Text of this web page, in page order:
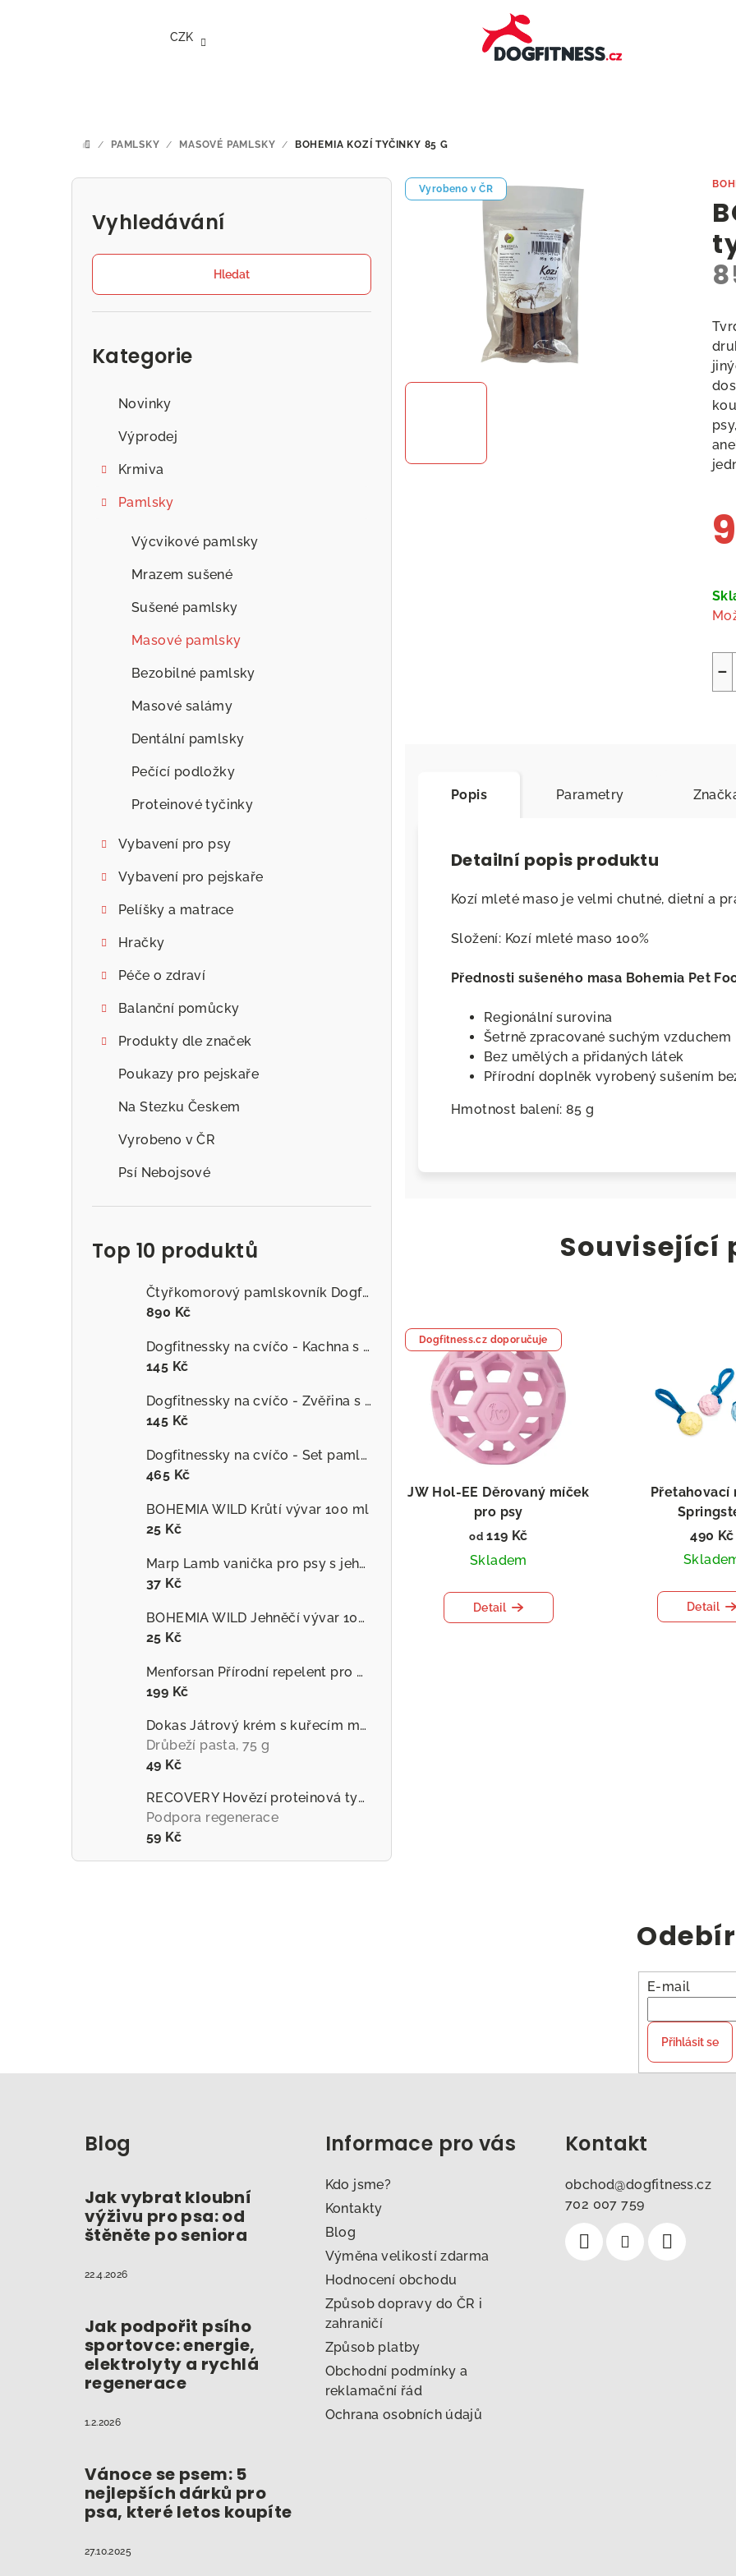
CZK
DOMŮ
/ PAMLSKY / MASOVÉ PAMLSKY / BOHEMIA KOZÍ TYČINKY 85 G
P
Vyhledávání
Hledat
Kategorie
Novinky
Výprodej
Krmiva
Pamlsky
Výcvikové pamlsky
Mrazem sušené
Sušené pamlsky
Masové pamlsky
Bezobilné pamlsky
Masové salámy
Dentální pamlsky
Pečící podložky
Proteinové tyčinky
Vybavení pro psy
Vybavení pro pejskaře
Pelíšky a matrace
Hračky
Péče o zdraví
Balanční pomůcky
Produkty dle značek
Poukazy pro pejskaře
Na Stezku Českem
Vyrobeno v ČR
Psí Nebojsové
Top 10 produktů
Čtyřkomorový pamlskovník Dogfitness.cz
890 Kč
Dogfitnessky na cvíčo - Kachna s červenou řepou
145 Kč
Dogfitnessky na cvíčo - Zvěřina s jablky
145 Kč
Dogfitnessky na cvíčo - Set pamlsků
465 Kč
BOHEMIA WILD Krůtí vývar 100 ml
25 Kč
Marp Lamb vanička pro psy s jehněčím
37 Kč
BOHEMIA WILD Jehněčí vývar 100 ml
25 Kč
Menforsan Přírodní repelent pro psy proti hmyzu s extraktem z citronely
199 Kč
Dokas Játrový krém s kuřecím masem
Drůbeží pasta, 75 g
49 Kč
RECOVERY Hovězí proteinová tyčinka pro psy
Podpora regenerace
59 Kč
−
Vyrobeno v ČR
Popis Parametry
Detailní popis produktu
Kozí mleté maso je velmi chutné, dietní a
Složení: Kozí mleté maso 100%
Přednosti sušeného masa Bohemia Pet
Regionální surovina
Šetrně zpracované suchým vzduchem
Bez umělých a přidaných látek
Přírodní doplněk vyrobený sušením
Hmotnost balení: 85 g
Související
Dogfitness.cz doporučuje
JW Hol-EE Děrovaný míček
pro psy
od119 Kč
Skladem
Detail
Přetahovací
490 Kč
Detail
E-mail
Přihlásit se
Blog
Jak vybrat kloubní
výživu pro psa: od
štěněte po seniora
22.4.2026
Jak podpořit psího
sportovce: energie,
elektrolyty a rychlá
regenerace
1.2.2026
Vánoce se psem: 5
nejlepších dárků pro
psa, které letos koupíte
27.10.2025
Informace pro vás
Kdo jsme?
Kontakty
Blog
Výměna velikostí zdarma
Hodnocení obchodu
Způsob dopravy do ČR i
zahraničí
Způsob platby
Obchodní podmínky a
reklamační řád
Ochrana osobních údajů
Kontakt
obchod@dogfitness.cz
702 007 759